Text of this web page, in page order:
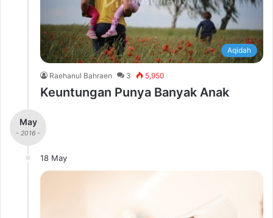
Aqidah
Raehanul Bahraen 3 5,950
Keuntungan Punya Banyak Anak
May
- 2016 -
18 May